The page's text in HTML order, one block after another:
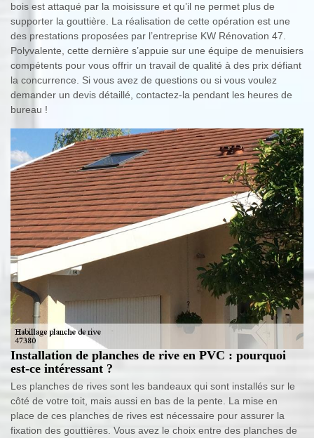
bois est attaqué par la moisissure et qu’il ne permet plus de
supporter la gouttière. La réalisation de cette opération est une
des prestations proposées par l’entreprise KW Rénovation 47.
Polyvalente, cette dernière s’appuie sur une équipe de menuisiers
compétents pour vous offrir un travail de qualité à des prix défiant
la concurrence. Si vous avez de questions ou si vous voulez
demander un devis détaillé, contactez-la pendant les heures de
bureau !
Installation de planches de rive en PVC : pourquoi
est-ce intéressant ?
Les planches de rives sont les bandeaux qui sont installés sur le
côté de votre toit, mais aussi en bas de la pente. La mise en
place de ces planches de rives est nécessaire pour assurer la
fixation des gouttières. Vous avez le choix entre des planches de